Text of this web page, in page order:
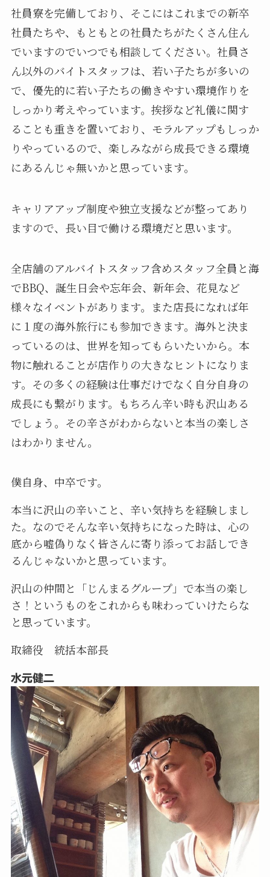
社員寮を完備しており、そこにはこれまでの新卒
社員たちや、もともとの社員たちがたくさん住ん
でいますのでいつでも相談してください。社員さ
ん以外のバイトスタッフは、若い子たちが多いの
で、優先的に若い子たちの働きやすい環境作りを
しっかり考えやっています。挨拶など礼儀に関す
ることも重きを置いており、モラルアップもしっか
りやっているので、楽しみながら成長できる環境
にあるんじゃ無いかと思っています。
キャリアアップ制度や独立支援などが整ってあり
ますので、長い目で働ける環境だと思います。
全店舗のアルバイトスタッフ含めスタッフ全員と海
でBBQ、誕生日会や忘年会、新年会、花見など
様々なイベントがあります。また店長になれば年
に１度の海外旅行にも参加できます。海外と決ま
っているのは、世界を知ってもらいたいから。本
物に触れることが店作りの大きなヒントになりま
す。その多くの経験は仕事だけでなく自分自身の
成長にも繋がります。もちろん辛い時も沢山ある
でしょう。その辛さがわからないと本当の楽しさ
はわかりません。
僕自身、中卒です。
本当に沢山の辛いこと、辛い気持ちを経験しまし
た。なのでそんな辛い気持ちになった時は、心の
底から嘘偽りなく皆さんに寄り添ってお話しでき
るんじゃないかと思っています。
沢山の仲間と「じんまるグループ」で本当の楽し
さ！というものをこれからも味わっていけたらな
と思っています。
取締役 統括本部長
水元健二